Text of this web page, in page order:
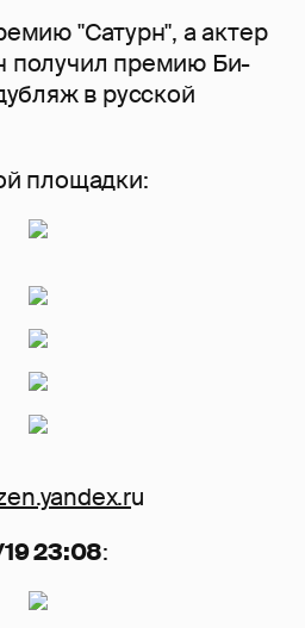
"Сатурн", а актер
получил премию Би-
в русской
площадки:
u
23:08: